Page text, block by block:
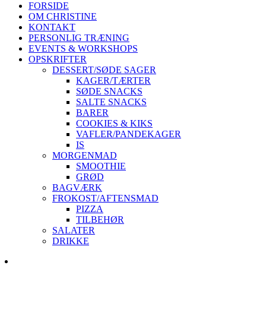
FORSIDE
OM CHRISTINE
KONTAKT
PERSONLIG TRÆNING
EVENTS & WORKSHOPS
OPSKRIFTER
DESSERT/SØDE SAGER
KAGER/TÆRTER
SØDE SNACKS
SALTE SNACKS
BARER
COOKIES & KIKS
VAFLER/PANDEKAGER
IS
MORGENMAD
SMOOTHIE
GRØD
BAGVÆRK
FROKOST/AFTENSMAD
PIZZA
TILBEHØR
SALATER
DRIKKE
Skip